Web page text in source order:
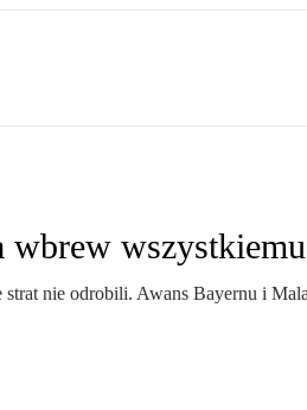
wbrew wszystkiemu
nie odrobili. Awans Bayernu i